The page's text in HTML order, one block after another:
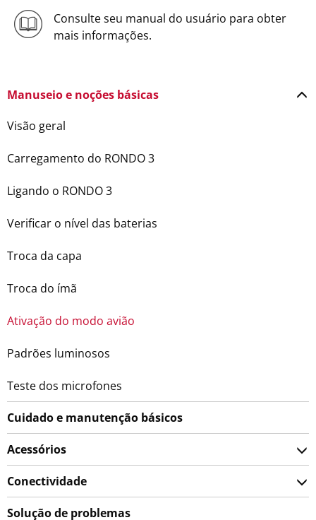
Consulte seu manual do usuário para obter
mais informações.
Manuseio e noções básicas
Visão geral
Carregamento do RONDO 3
Ligando o RONDO 3
Verificar o nível das baterias
Troca da capa
Troca do ímã
Ativação do modo avião
Padrões luminosos
Teste dos microfones
Cuidado e manutenção básicos
Acessórios
Conectividade
Solução de problemas